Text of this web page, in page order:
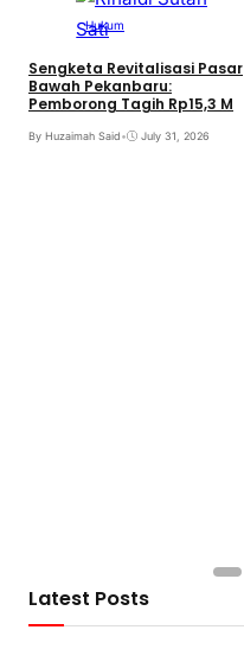
Hukum
Sengketa Revitalisasi Pasar
Bawah Pekanbaru:
Pemborong Tagih Rp15,3 M
By Huzaimah Said• July 31, 2026
Latest Posts